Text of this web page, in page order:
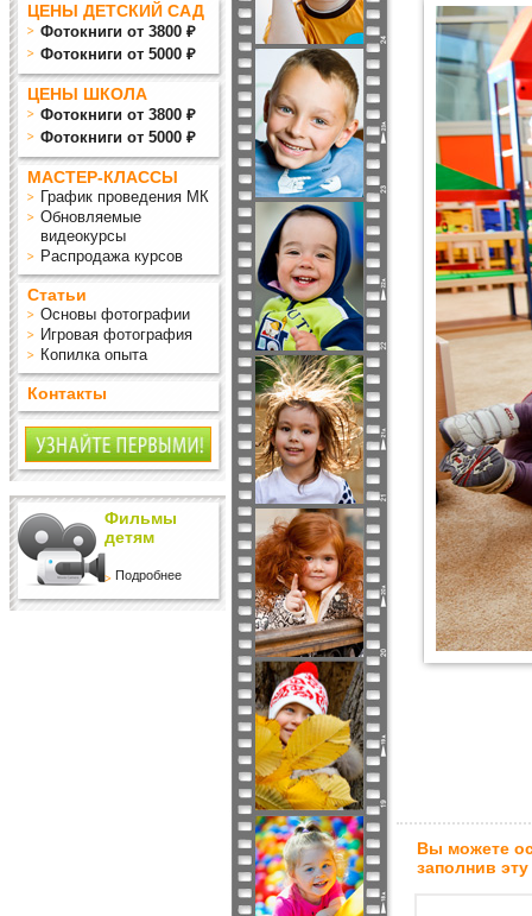
ЦЕНЫ ДЕТСКИЙ САД
Фотокниги от 3800 ₽
Фотокниги от 5000 ₽
ЦЕНЫ ШКОЛА
Фотокниги от 3800 ₽
Фотокниги от 5000 ₽
МАСТЕР-КЛАССЫ
График проведения МК
Обновляемые
видеокурсы
Распродажа курсов
Статьи
Основы фотографии
Игровая фотография
Копилка опыта
Контакты
Фильмы
детям
Подробнее
Вы можете
заполнив